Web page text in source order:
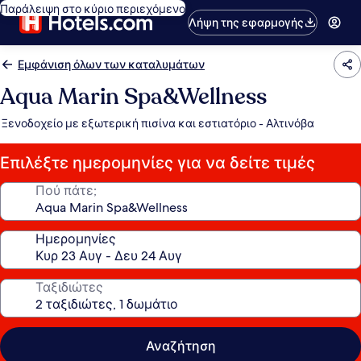
Παράλειψη στο κύριο περιεχόμενο
Λήψη της εφαρμογής
Εμφάνιση όλων των καταλυμάτων
Aqua Marin Spa&Wellness
Ξενοδοχείο με εξωτερική πισίνα και εστιατόριο - Αλτινόβα
Επιλέξτε ημερομηνίες για να δείτε τιμές
Πού πάτε;
Ημερομηνίες
Ταξιδιώτες
Αναζήτηση